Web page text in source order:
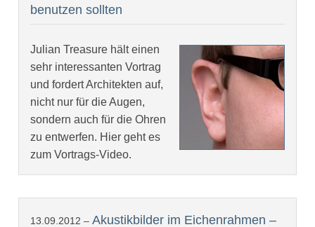
benutzen sollten
Julian Treasure hält einen
sehr interessanten Vortrag
und fordert Architekten auf,
nicht nur für die Augen,
sondern auch für die Ohren
zu entwerfen. Hier geht es
zum Vortrags-Video.
13.09.2012 – Akustikbilder im Eichenrahmen –